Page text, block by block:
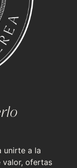
unirte a la
valor, ofertas